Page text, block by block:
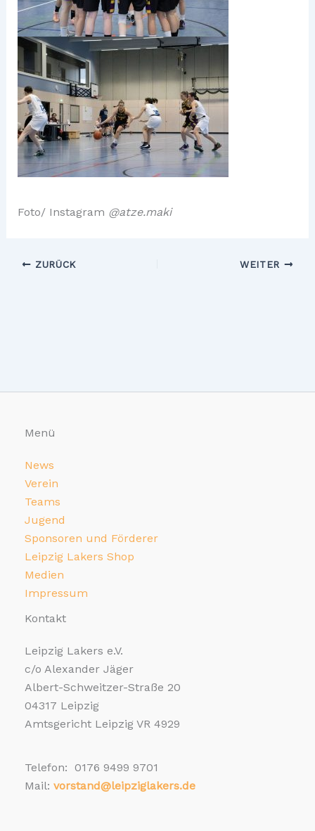
Foto/ Instagram @atze.maki
ZURÜCK WEITER
Menü
News
Verein
Teams
Jugend
Sponsoren und Förderer
Leipzig Lakers Shop
Medien
Impressum
Kontakt
Leipzig Lakers e.V.
c/o Alexander Jäger
Albert-Schweitzer-Straße 20
04317 Leipzig
Amtsgericht Leipzig VR 4929
Telefon: 0176 9499 9701
Mail: vorstand@leipziglakers.de